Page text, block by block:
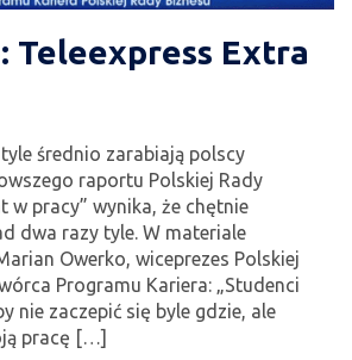
Teleexpress Extra
tyle średnio zarabiają polscy
raportu Polskiej Rady
w pracy” wynika, że chętnie
dwa razy tyle. W materiale
Owerko, wiceprezes Polskiej
Programu Kariera: „Studenci
nie zaczepić się byle gdzie, ale
pracę […]